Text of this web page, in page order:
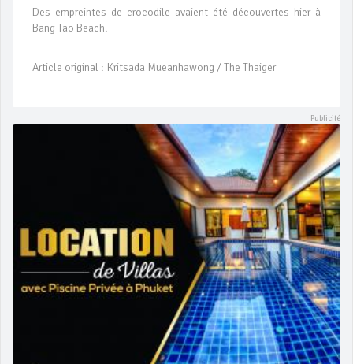
Des empreintes de crocodile avaient été découvertes hier à
Bang Tao Beach.
Article original : Kritsada Mueanhawong / The Thaiger